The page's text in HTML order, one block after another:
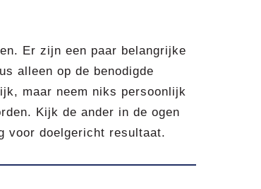
Er zijn een paar belangrijke
alleen op de benodigde
maar neem niks persoonlijk
Kijk de ander in de ogen
voor doelgericht resultaat.